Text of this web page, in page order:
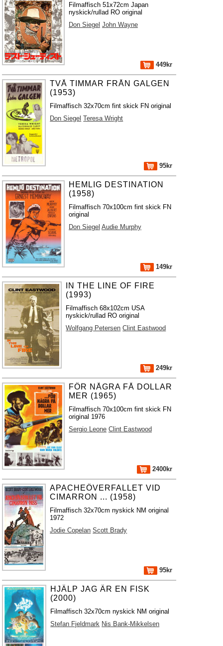
Filmaffisch 51x72cm Japan
nyskick/rullad RO original
Don Siegel John Wayne
449kr
TVÅ TIMMAR FRÅN GALGEN
(1953)
Filmaffisch 32x70cm fint skick FN original
Don Siegel Teresa Wright
95kr
HEMLIG DESTINATION
(1958)
Filmaffisch 70x100cm fint skick FN
original
Don Siegel Audie Murphy
149kr
IN THE LINE OF FIRE
(1993)
Filmaffisch 68x102cm USA
nyskick/rullad RO original
Wolfgang Petersen Clint Eastwood
249kr
FÖR NÅGRA FÅ DOLLAR
MER (1965)
Filmaffisch 70x100cm fint skick FN
original 1976
Sergio Leone Clint Eastwood
2400kr
APACHEÖVERFALLET VID
CIMARRON ... (1958)
Filmaffisch 32x70cm nyskick NM original
1972
Jodie Copelan Scott Brady
95kr
HJÄLP JAG ÄR EN FISK
(2000)
Filmaffisch 32x70cm nyskick NM original
Stefan Fjeldmark Nis Bank-Mikkelsen